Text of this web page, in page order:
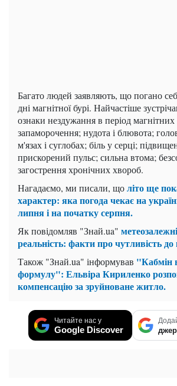
Багато людей заявляють, що погано
дні магнітної бурі. Найчастіше
ознаки нездужання в період магнітних
запаморочення; нудота і блювота;
м'язах і суглобах; біль у серці;
прискорений пульс; сильна втома;
загострення хронічних хвороб.
Нагадаємо, ми писали, щоліто ще
характер: яка погода чекає на
липня і на початку серпня.
Як повідомляв "Знай.ua"
реальність: факти про чутливість до
Також "Знай.ua" інформував "Кабмін
формулу": Ельвіра Кириленко
компенсацію за зруйноване житло.
Читайте нас у
Google Discover